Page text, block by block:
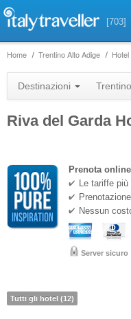
[703]
Home Trentino Alto Adige Hotel
Destinazioni
Riva del Garda
Prenota
Le tariffe più
Nessun
Server sicuro
Tutti gli hotel (12)